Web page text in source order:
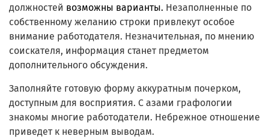
должностей возможны варианты. Незаполненные по
собственному желанию строки привлекут особое
внимание работодателя. Незначительная, по мнению
соискателя, информация станет предметом
дополнительного обсуждения.
Заполняйте готовую форму аккуратным почерком,
доступным для восприятия. С азами графологии
знакомы многие работодатели. Небрежное отношение
приведет к неверным выводам.